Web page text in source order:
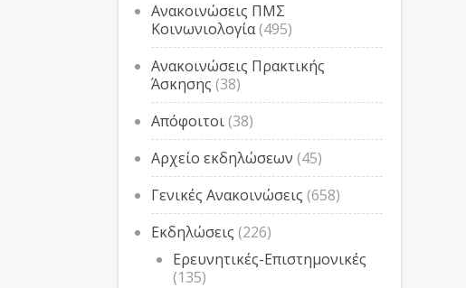
Ανακοινώσεις ΠΜΣ
Κοινωνιολογία(495)
Ανακοινώσεις Πρακτικής
Άσκησης (38)
Απόφοιτοι(38)
Αρχείο εκδηλώσεων (45)
Γενικές Ανακοινώσεις (658)
Εκδηλώσεις (226)
Ερευνητικές-Επιστημονικές
(135)